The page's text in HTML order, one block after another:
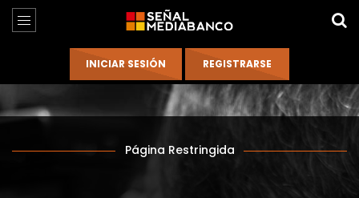
Página Restringida